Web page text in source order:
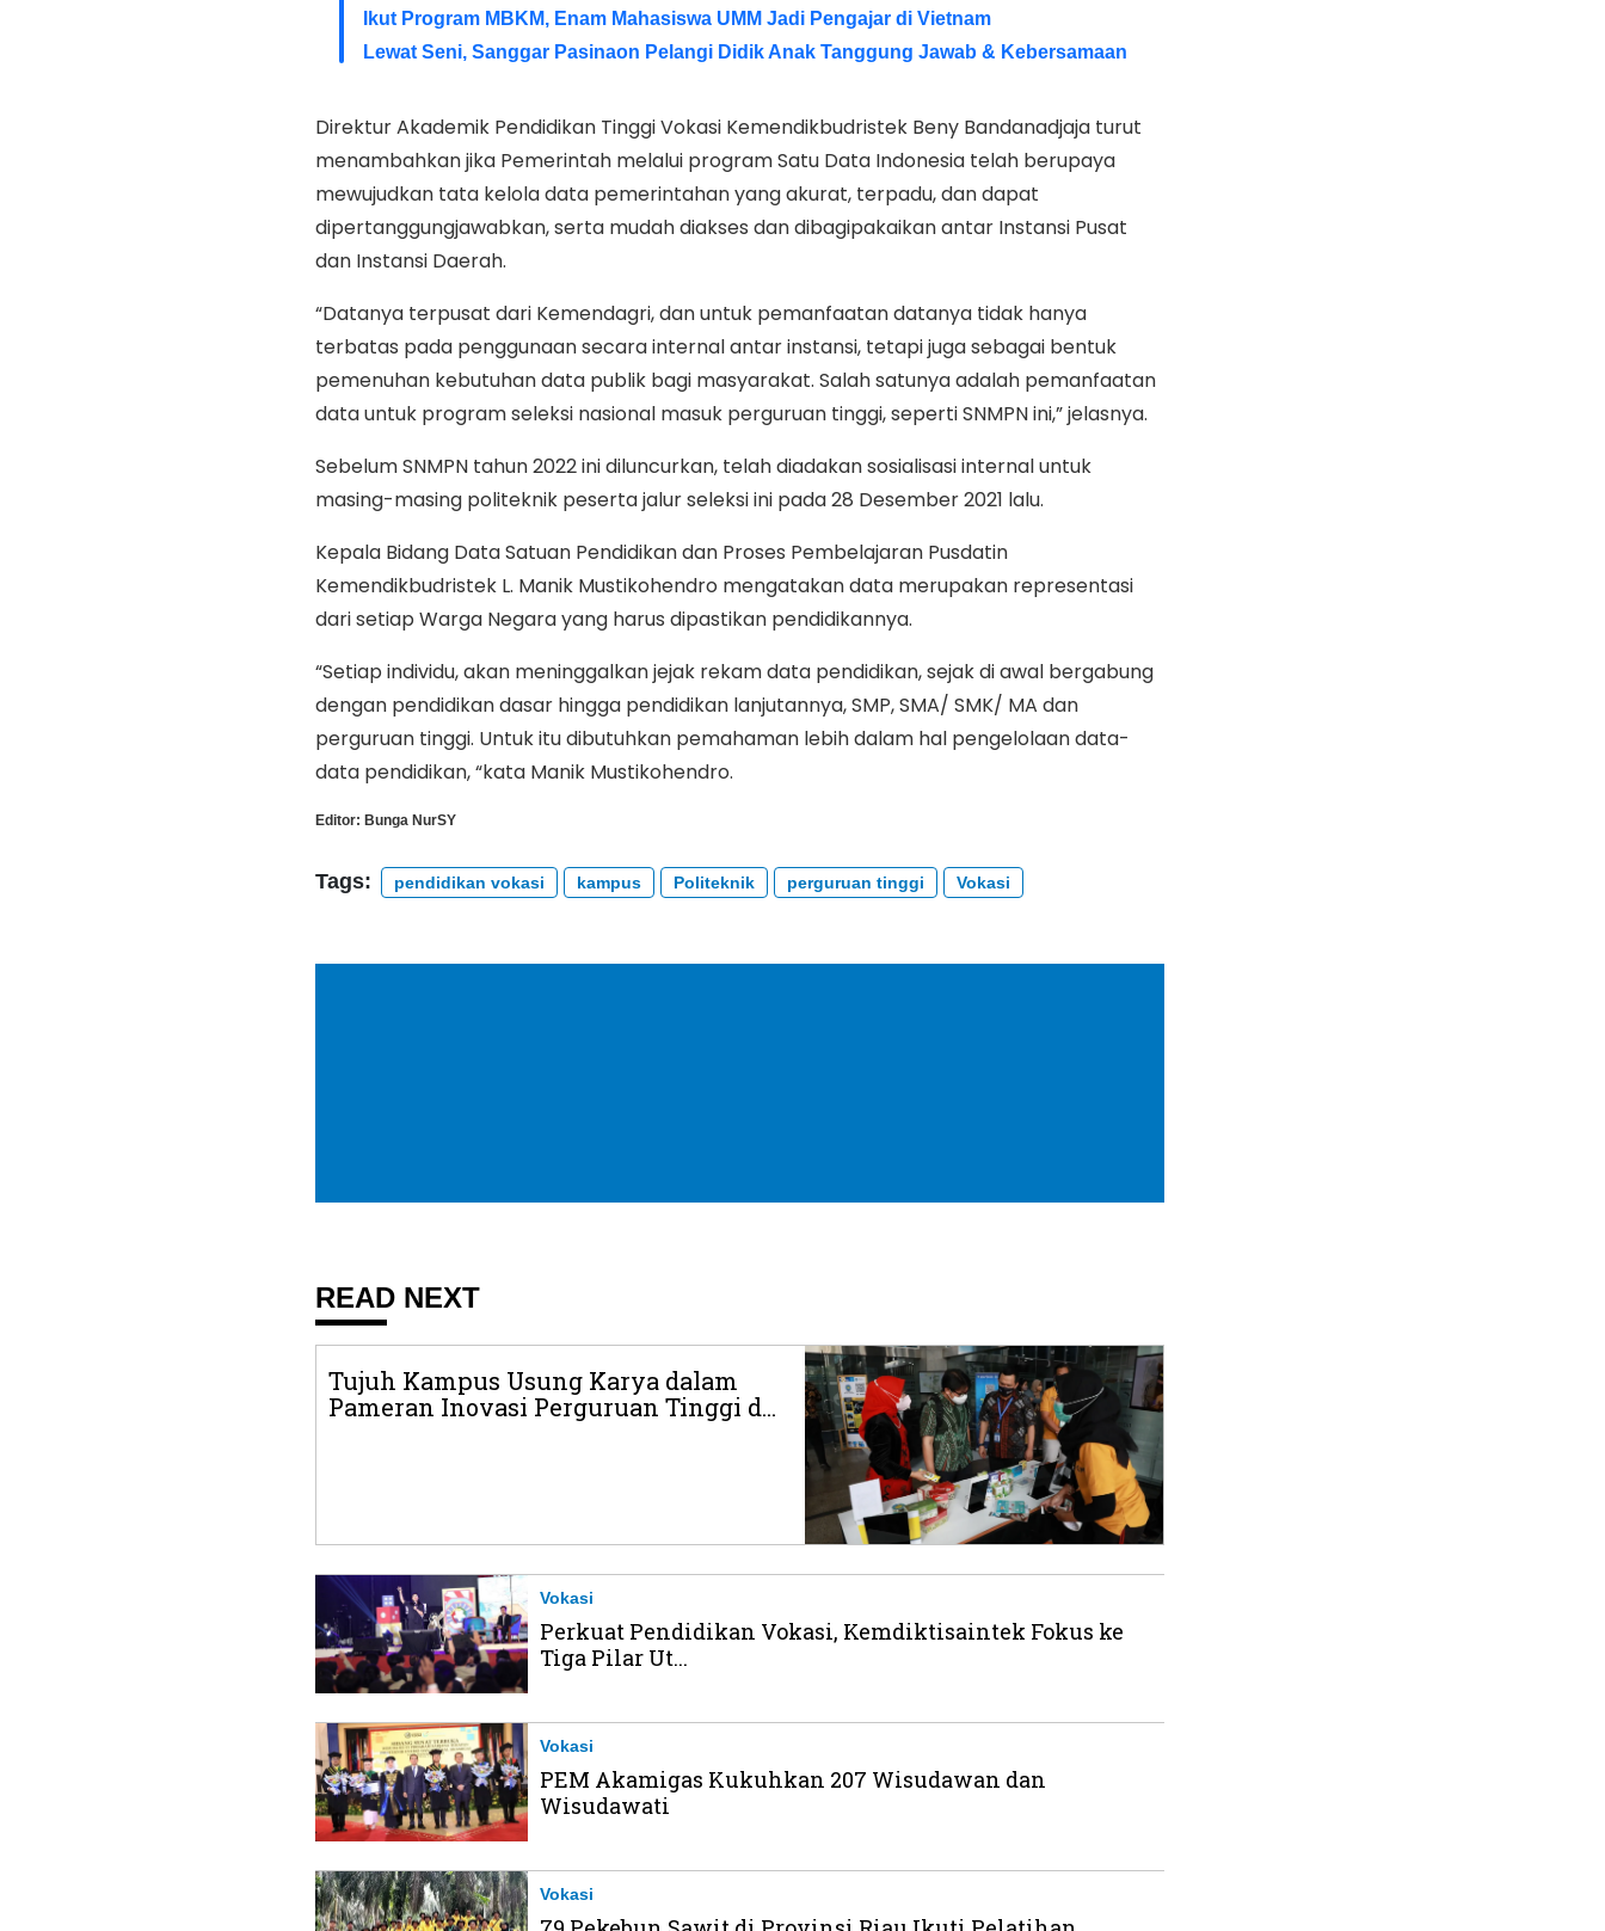
Ikut Program MBKM, Enam Mahasiswa UMM Jadi Pengajar di Vietnam
Lewat Seni, Sanggar Pasinaon Pelangi Didik Anak Tanggung Jawab & Kebersamaan
Direktur Akademik Pendidikan Tinggi Vokasi Kemendikbudristek Beny Bandanadjaja turut
menambahkan jika Pemerintah melalui program Satu Data Indonesia telah berupaya
mewujudkan tata kelola data pemerintahan yang akurat, terpadu, dan dapat
dipertanggungjawabkan, serta mudah diakses dan dibagipakaikan antar Instansi Pusat
dan Instansi Daerah.
“Datanya terpusat dari Kemendagri, dan untuk pemanfaatan datanya tidak hanya
terbatas pada penggunaan secara internal antar instansi, tetapi juga sebagai bentuk
pemenuhan kebutuhan data publik bagi masyarakat. Salah satunya adalah pemanfaatan
data untuk program seleksi nasional masuk perguruan tinggi, seperti SNMPN ini,” jelasnya.
Sebelum SNMPN tahun 2022 ini diluncurkan, telah diadakan sosialisasi internal untuk
masing-masing politeknik peserta jalur seleksi ini pada 28 Desember 2021 lalu.
Kepala Bidang Data Satuan Pendidikan dan Proses Pembelajaran Pusdatin
Kemendikbudristek L. Manik Mustikohendro mengatakan data merupakan representasi
dari setiap Warga Negara yang harus dipastikan pendidikannya.
“Setiap individu, akan meninggalkan jejak rekam data pendidikan, sejak di awal bergabung
dengan pendidikan dasar hingga pendidikan lanjutannya, SMP, SMA/ SMK/ MA dan
perguruan tinggi. Untuk itu dibutuhkan pemahaman lebih dalam hal pengelolaan data-
data pendidikan, “kata Manik Mustikohendro.
Editor: Bunga NurSY
Tags: pendidikan vokasi kampus Politeknik perguruan tinggi Vokasi
READ NEXT
Tujuh Kampus Usung Karya dalam
Pameran Inovasi Perguruan Tinggi d...
Vokasi
Perkuat Pendidikan Vokasi, Kemdiktisaintek Fokus ke
Tiga Pilar Ut...
Vokasi
PEM Akamigas Kukuhkan 207 Wisudawan dan
Wisudawati
Vokasi